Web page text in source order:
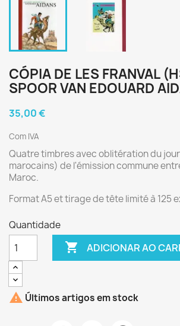
CÓPIA DE LES FRANVAL
SPOOR VAN EDOUARD
35,00 €
Com IVA
Quatre timbres avec oblitération du
marocains) de l'émission commune
Maroc.
Format A5 et tirage de tête limité à 125
Quantidade
 ADICIONAR AO
 Últimos artigos em stock